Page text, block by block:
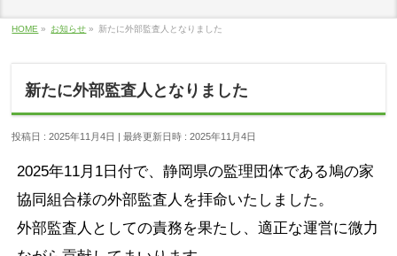
HOME » お知らせ » 新たに外部監査人となりました
新たに外部監査人となりました
投稿日 : 2025年11月4日 最終更新日時 : 2025年11月4日
2025年11月1日付で、静岡県の監理団体である鳩の家
協同組合様の外部監査人を拝命いたしました。
外部監査人としての責務を果たし、適正な運営に微力